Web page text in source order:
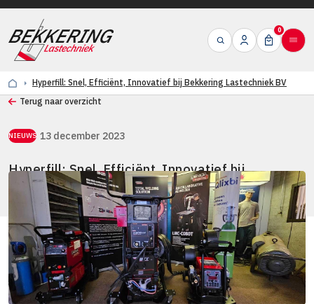
0
Hyperfill: Snel, Efficiënt, Innovatief bij Bekkering Lastechniek BV
Terug naar overzicht
NIEUWS 13 december 2023
Hyperfill: Snel, Efficiënt, Innovatief bij
Bekkering Lastechniek BV